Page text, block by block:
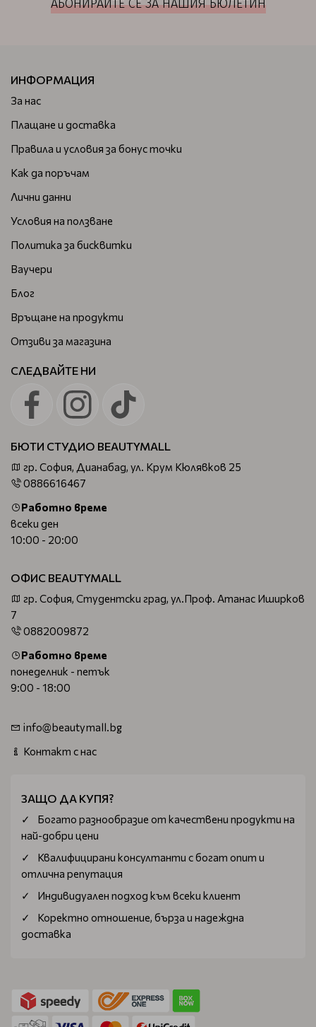
АБОНИРАЙТЕ СЕ ЗА НАШИЯ БЮЛЕТИН
ИНФОРМАЦИЯ
За нас
Плащане и доставка
Правила и условия за бонус точки
Как да поръчам
Лични данни
Условия на ползване
Политика за бисквитки
Ваучери
Блог
Връщане на продукти
Отзиви за магазина
СЛЕДВАЙТЕ НИ
БЮТИ СТУДИО BEAUTYMALL
гр. София, Дианабад, ул. Крум Кюлявков 25
0886616467
Работно време
всеки ден
10:00 - 20:00
ОФИС BEAUTYMALL
гр. София, Студентски град, ул.Проф. Атанас Иширков
7
0882009872
Работно време
понеделник - петък
9:00 - 18:00
info@beautymall.bg
Контакт с нас
ЗАЩО ДА КУПЯ?
Богатo разнообразие от качествени продукти на
най-добри цени
Квалифицирани консултанти с богат опит и
отлична репутация
Индивидуален подход към всеки клиент
Коректно отношение, бърза и надеждна
доставка